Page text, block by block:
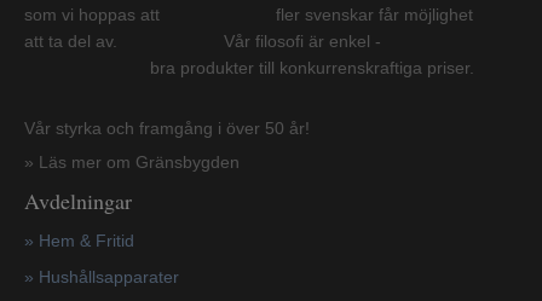
som vi hoppas att fler svenskar får möjlighet
att ta del av. Vår filosofi är enkel -
bra produkter till konkurrenskraftiga priser.
Vår styrka och framgång i över 50 år!
» Läs mer om Gränsbygden
Avdelningar
» Hem & Fritid
» Hushållsapparater